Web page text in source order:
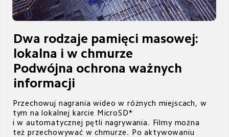
Dwa rodzaje pamięci masowej:
lokalna i w chmurze
Podwójna ochrona ważnych
informacji
Przechowuj nagrania wideo w różnych miejscach, w
tym na lokalnej karcie MicroSD*
i w automatycznej pętli nagrywania. Filmy można
też przechowywać w chmurze. Po aktywowaniu